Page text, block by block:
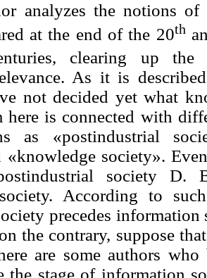
analyzes the notions of
at the end of the 20th
clearing up the
As it is
not decided yet what
here is connected with
as «postindustrial
«knowledge society».
society D.
According to
precedes information
the contrary, suppose
are some authors
the stage of information